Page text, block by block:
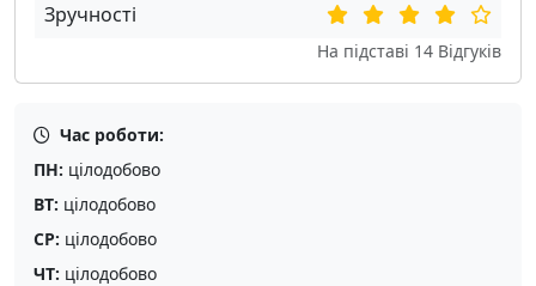
Зручності
На підставі 14 Відгуків
Час роботи:
ПН: цілодобово
ВТ: цілодобово
СР: цілодобово
ЧТ: цілодобово